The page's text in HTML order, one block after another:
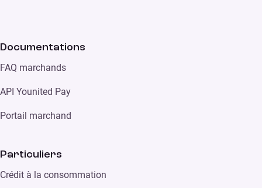
Documentations
FAQ marchands
API Younited Pay
Portail marchand
Particuliers
Crédit à la consommation